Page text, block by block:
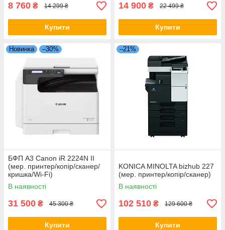
8 760 ₴ 14 299 ₴
Купити
14 900 ₴ 22 499 ₴
Купити
Новинка –30%
БФП A3 Canon iR 2224N II
(мер. принтер/копір/сканер/
кришка/Wi-Fi)
В наявності
31 500 ₴ 45 300 ₴
Купити
–21%
KONICA MINOLTA bizhub 227
(мер. принтер/копір/сканер)
В наявності
102 510 ₴ 129 600 ₴
Купити